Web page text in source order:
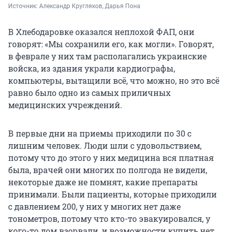
Источник: Александр Кругляков, Дарья Пона
В Хлебодаровке оказался неплохой ФАП, они
говорят: «Мы сохранили его, как могли». Говорят,
в феврале у них там располагались украинские
войска, из здания украли кардиографы,
компьютеры, вытащили всё, что можно, но это всё
равно было одно из самых приличных
медицинских учреждений.
В первые дни на приемы приходили по 30 с
лишним человек. Люди шли с удовольствием,
потому что до этого у них медицина вся платная
была, врачей они многих по полгода не видели,
некоторые даже не помнят, какие препараты
принимали. Были пациенты, которые приходили
с давлением 200, у них у многих нет даже
тонометров, потому что кто-то эвакуировался, у